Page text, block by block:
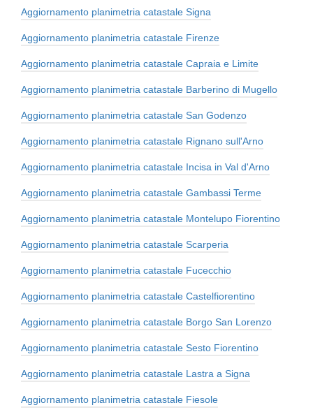
Aggiornamento planimetria catastale Signa
Aggiornamento planimetria catastale Firenze
Aggiornamento planimetria catastale Capraia e Limite
Aggiornamento planimetria catastale Barberino di Mugello
Aggiornamento planimetria catastale San Godenzo
Aggiornamento planimetria catastale Rignano sull'Arno
Aggiornamento planimetria catastale Incisa in Val d'Arno
Aggiornamento planimetria catastale Gambassi Terme
Aggiornamento planimetria catastale Montelupo Fiorentino
Aggiornamento planimetria catastale Scarperia
Aggiornamento planimetria catastale Fucecchio
Aggiornamento planimetria catastale Castelfiorentino
Aggiornamento planimetria catastale Borgo San Lorenzo
Aggiornamento planimetria catastale Sesto Fiorentino
Aggiornamento planimetria catastale Lastra a Signa
Aggiornamento planimetria catastale Fiesole